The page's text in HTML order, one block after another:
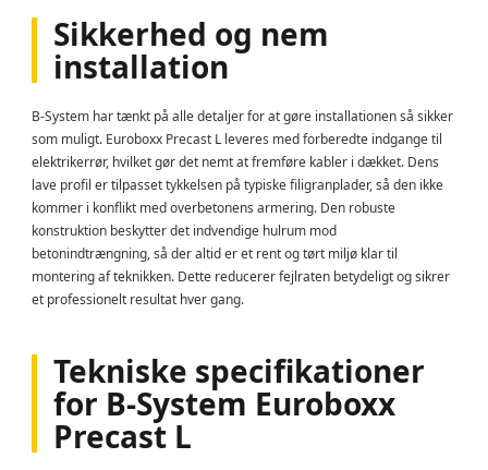
Sikkerhed og nem
installation
B-System har tænkt på alle detaljer for at gøre installationen så sikker
som muligt. Euroboxx Precast L leveres med forberedte indgange til
elektrikerrør, hvilket gør det nemt at fremføre kabler i dækket. Dens
lave profil er tilpasset tykkelsen på typiske filigranplader, så den ikke
kommer i konflikt med overbetonens armering. Den robuste
konstruktion beskytter det indvendige hulrum mod
betonindtrængning, så der altid er et rent og tørt miljø klar til
montering af teknikken. Dette reducerer fejlraten betydeligt og sikrer
et professionelt resultat hver gang.
Tekniske specifikationer
for B-System Euroboxx
Precast L